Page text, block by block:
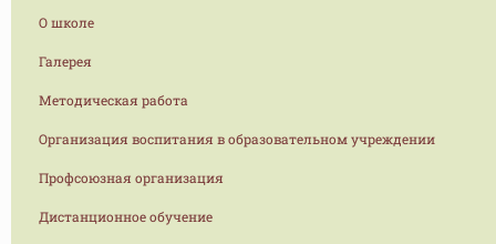
О школе
Галерея
Методическая работа
Организация воспитания в образовательном учреждении
Профсоюзная организация
Дистанционное обучение